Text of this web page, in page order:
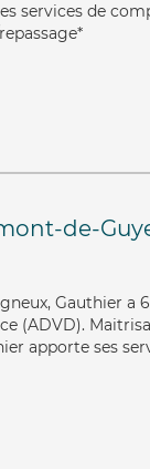
services de
de-
Gauthier a
(ADVD).
apporte ses